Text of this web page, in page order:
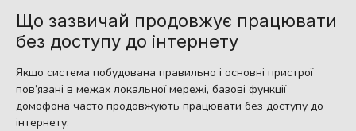
Що зазвичай продовжує працювати
без доступу до інтернету
Якщо система побудована правильно і основні пристрої
пов’язані в межах локальної мережі, базові функції
домофона часто продовжують працювати без доступу до
інтернету: